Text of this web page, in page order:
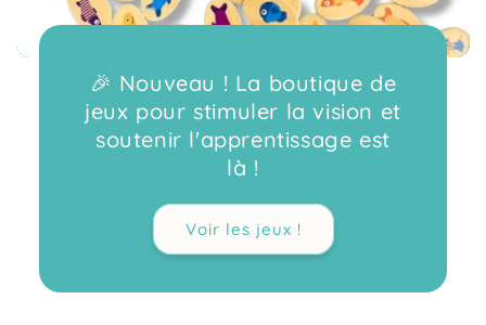
🎉 Nouveau ! La boutique de
jeux pour stimuler la vision et
soutenir l'apprentissage est
là !
Voir les jeux !